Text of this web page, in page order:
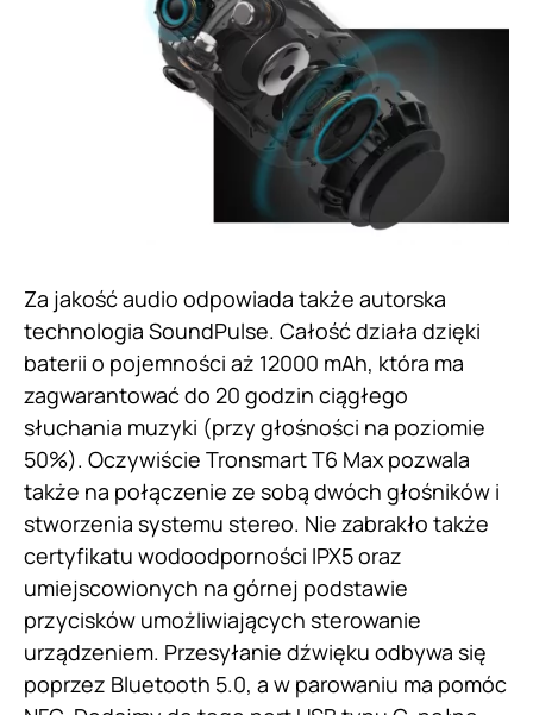
Za jakość audio odpowiada także autorska
technologia SoundPulse. Całość działa dzięki
baterii o pojemności aż 12000 mAh, która ma
zagwarantować do 20 godzin ciągłego
słuchania muzyki (przy głośności na poziomie
50%). Oczywiście Tronsmart T6 Max pozwala
także na połączenie ze sobą dwóch głośników i
stworzenia systemu stereo. Nie zabrakło także
certyfikatu wodoodporności IPX5 oraz
umiejscowionych na górnej podstawie
przycisków umożliwiających sterowanie
urządzeniem. Przesyłanie dźwięku odbywa się
poprzez Bluetooth 5.0, a w parowaniu ma pomóc